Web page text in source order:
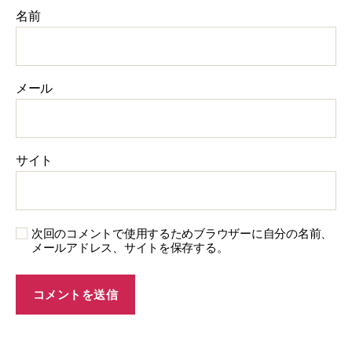
名前
メール
サイト
次回のコメントで使用するためブラウザーに自分の名前、
メールアドレス、サイトを保存する。